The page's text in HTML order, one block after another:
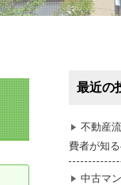
最近の
不動産
費者が知
中古マ